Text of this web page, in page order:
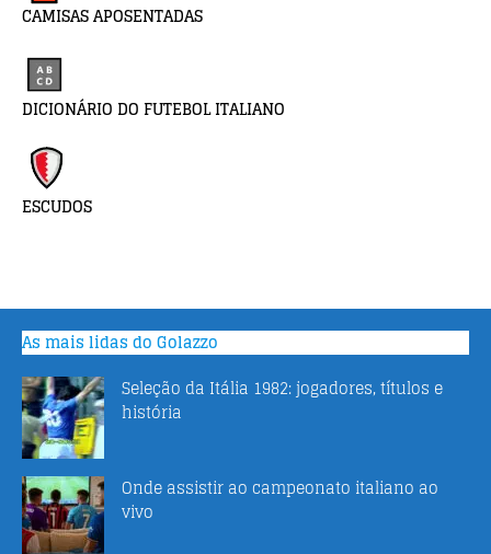
CAMISAS APOSENTADAS
DICIONÁRIO DO FUTEBOL ITALIANO
ESCUDOS
As mais lidas do Golazzo
Seleção da Itália 1982: jogadores, títulos e
história
Onde assistir ao campeonato italiano ao
vivo